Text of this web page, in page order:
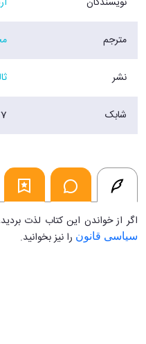
مترجم
نشر
شابک
اگر از خواندن این کتاب لذت
سیاسی قانون را نیز بخوانید.